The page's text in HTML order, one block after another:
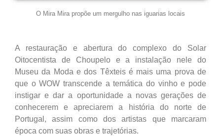
O Mira Mira propõe um mergulho nas iguarias locais
A restauração e abertura do complexo do Solar
Oitocentista de Choupelo e a instalação nele do
Museu da Moda e dos Têxteis é mais uma prova de
que o WOW transcende a temática do vinho e pode
instigar e dar a oportunidade a novas gerações de
conhecerem e apreciarem a história do norte de
Portugal, assim como dos artistas que marcaram
época com suas obras e trajetórias.